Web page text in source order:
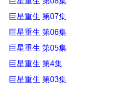
巨星重生 第07集
巨星重生 第06集
巨星重生 第05集
巨星重生 第4集
巨星重生 第03集